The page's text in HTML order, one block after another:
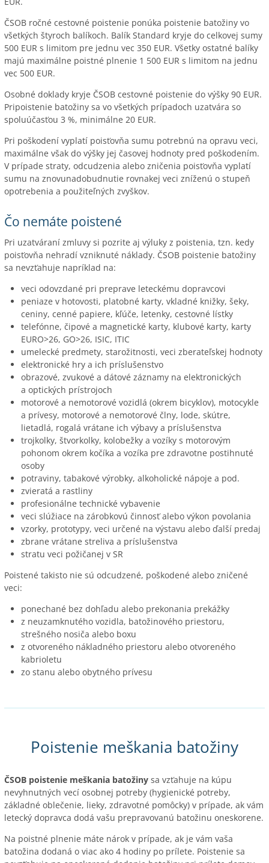
ČSOB ročné cestovné poistenie ponúka poistenie batožiny vo
všetkých štyroch balíkoch. Balík Standard kryje do celkovej sumy
500 EUR s limitom pre jednu vec 350 EUR. Všetky ostatné balíky
majú maximálne poistné plnenie 1 500 EUR s limitom na jednu
vec 500 EUR.
Osobné doklady kryje ČSOB cestovné poistenie do výšky 90 EUR.
Pripoistenie batožiny sa vo všetkých prípadoch uzatvára so
spoluúčasťou 3 %, minimálne 20 EUR.
Pri poškodení vyplatí poisťovňa sumu potrebnú na opravu veci,
maximálne však do výšky jej časovej hodnoty pred poškodením.
V prípade straty, odcudzenia alebo zničenia poisťovňa vyplatí
sumu na znovunadobudnutie rovnakej veci zníženú o stupeň
opotrebenia a použiteľných zvyškov.
Čo nemáte poistené
Pri uzatváraní zmluvy si pozrite aj výluky z poistenia, tzn. kedy
poisťovňa nehradí vzniknuté náklady. ČSOB poistenie batožiny
sa nevzťahuje napríklad na:
veci odovzdané pri preprave leteckému dopravcovi
peniaze v hotovosti, platobné karty, vkladné knižky, šeky,
ceniny, cenné papiere, kľúče, letenky, cestovné lístky
telefónne, čipové a magnetické karty, klubové karty, karty
EURO>26, GO>26, ISIC, ITIC
umelecké predmety, starožitnosti, veci zberateľskej hodnoty
elektronické hry a ich príslušenstvo
obrazové, zvukové a dátové záznamy na elektronických
a optických prístrojoch
motorové a nemotorové vozidlá (okrem bicyklov), motocykle
a prívesy, motorové a nemotorové člny, lode, skútre,
lietadlá, rogalá vrátane ich výbavy a príslušenstva
trojkolky, štvorkolky, kolobežky a vozíky s motorovým
pohonom okrem kočíka a vozíka pre zdravotne postihnuté
osoby
potraviny, tabakové výrobky, alkoholické nápoje a pod.
zvieratá a rastliny
profesionálne technické vybavenie
veci slúžiace na zárobkovú činnosť alebo výkon povolania
vzorky, prototypy, veci určené na výstavu alebo ďalší predaj
zbrane vrátane streliva a príslušenstva
stratu veci požičanej v SR
Poistené takisto nie sú odcudzené, poškodené alebo zničené
veci:
ponechané bez dohľadu alebo prekonania prekážky
z neuzamknutého vozidla, batožinového priestoru,
strešného nosiča alebo boxu
z otvoreného nákladného priestoru alebo otvoreného
kabrioletu
zo stanu alebo obytného prívesu
Poistenie meškania batožiny
ČSOB poistenie meškania batožiny sa vzťahuje na kúpu
nevyhnutných vecí osobnej potreby (hygienické potreby,
základné oblečenie, lieky, zdravotné pomôcky) v prípade, ak vám
letecký dopravca dodá vašu prepravovanú batožinu oneskorene.
Na poistné plnenie máte nárok v prípade, ak je vám vaša
batožina dodaná o viac ako 4 hodiny po prílete. Poistenie sa